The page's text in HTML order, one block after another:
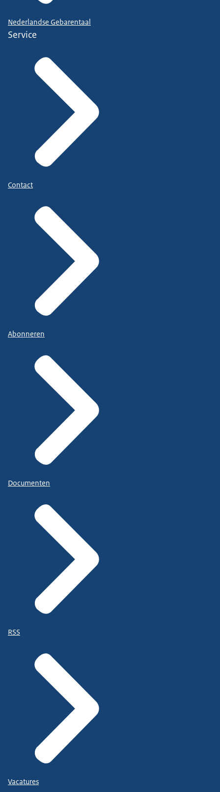
Nederlandse Gebarentaal
Service
Contact
Abonneren
Documenten
RSS
Vacatures